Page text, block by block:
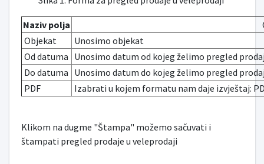
Naziv polja
Objekat
Unosimo objekat
Od datuma Unosimo datum od kojeg želimo pregled
Do datuma Unosimo datum do kojeg želimo pregled
PDF
Izabrati u kojem formatu nam daje izvještaj:
Klikom na dugme "Štampa" možemo sačuvati i
štampati pregled prodaje u veleprodaji